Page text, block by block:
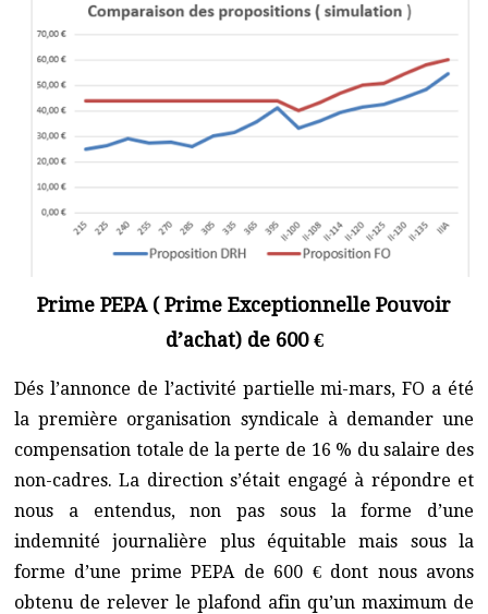
Prime PEPA ( Prime Exceptionnelle Pouvoir
d’achat) de 600 €
Dés l’annonce de l’activité partielle mi-mars, FO a été
la première organisation syndicale à demander une
compensation totale de la perte de 16 % du salaire des
non-cadres. La direction s’était engagé à répondre et
nous a entendus, non pas sous la forme d’une
indemnité journalière plus équitable mais sous la
forme d’une prime PEPA de 600 € dont nous avons
obtenu de relever le plafond afin qu’un maximum de